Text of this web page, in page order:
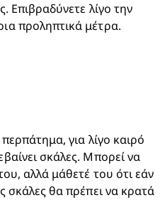
Επιβραδύνετε λίγο την
προληπτικά μέτρα.
για λίγο καιρό
σκάλες. Μπορεί να
αλλά μάθετέ του ότι εάν
σκάλες θα πρέπει να κρατά